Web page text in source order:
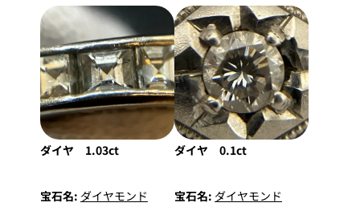
ダイヤ 1.03ct
宝石名: ダイヤモンド
ダイヤ 0.1ct
宝石名: ダイヤモンド